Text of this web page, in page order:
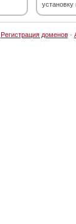
установку
Регистрация доменов·